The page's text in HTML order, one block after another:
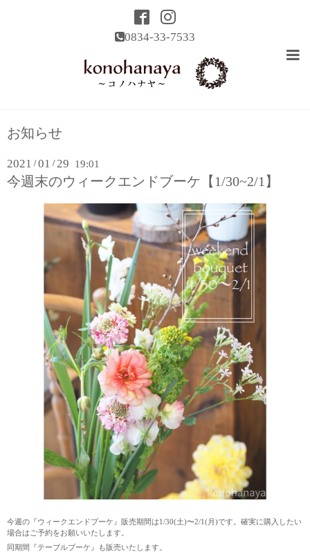
0834-33-7533
お知らせ
2021 /01 /29 19:01
今週末のウィークエンドブーケ【1/30~2/1】
今週の『ウィークエンドブーケ』販売期間は1/30(土)〜2/1( 月 )です。確実に購入したい
場合はご予約をお願いいたします。
同期間『テーブルブーケ』も販売いたします。